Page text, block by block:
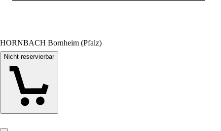
HORNBACH Bornheim (Pfalz)
Nicht reservierbar